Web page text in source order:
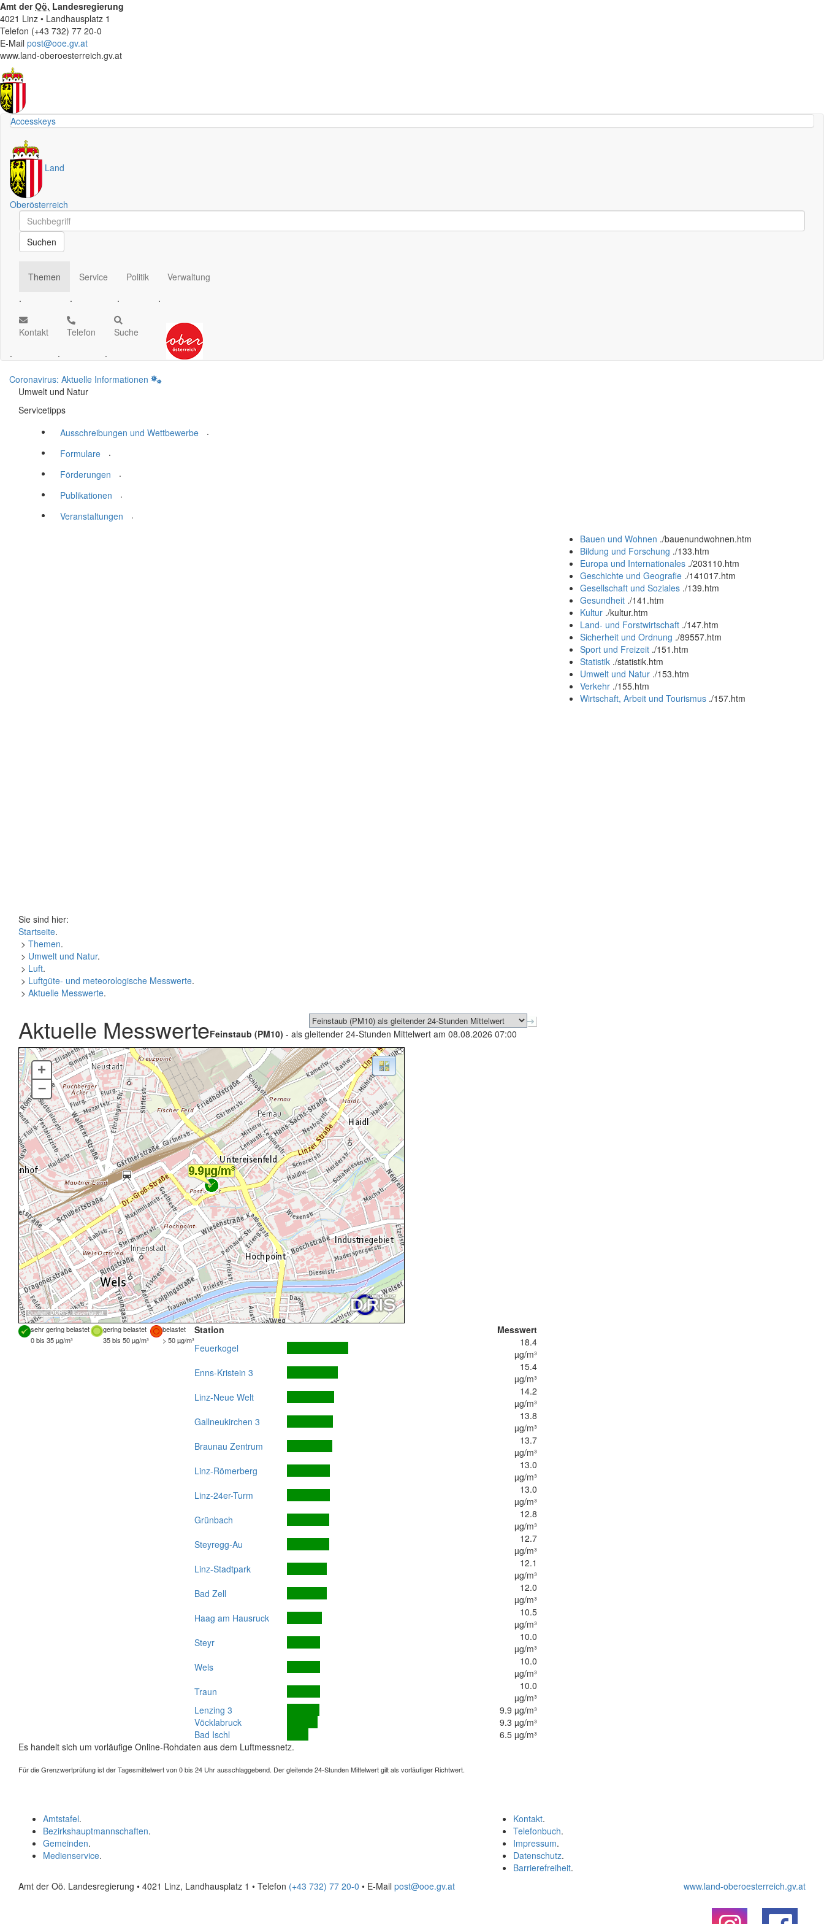
Amt derOö. Landesregierung
4021 Linz • Landhausplatz 1
Telefon (+43 732) 77 20-0
E-Mail post@ooe.gv.at
www.land-oberoesterreich.gv.at
Accesskeys
Land
Oberösterreich
Schnellsuche
Schnellsuche
Suchen
Themen
.
Service
.
Politik
.
Verwaltung
.
Kontakt
.
Telefon
.
Suche
.
Coronavirus: Aktuelle Informationen
Umwelt und Natur
Servicetipps
Ausschreibungen und Wettbewerbe
.
Formulare
.
Förderungen
.
Publikationen
.
Veranstaltungen
.
Bauen und Wohnen ./bauenundwohnen.htm
Bildung und Forschung ./133.htm
Europa und Internationales ./203110.htm
Geschichte und Geografie ./141017.htm
Gesellschaft und Soziales ./139.htm
Gesundheit ./141.htm
Kultur ./kultur.htm
Land- und Forstwirtschaft ./147.htm
Sicherheit und Ordnung ./89557.htm
Sport und Freizeit ./151.htm
Statistik ./statistik.htm
Umwelt und Natur ./153.htm
Verkehr ./155.htm
Wirtschaft, Arbeit und Tourismus ./157.htm
Sie sind hier:
Startseite.
> Themen.
> Umwelt und Natur.
> Luft.
> Luftgüte- und meteorologische Messwerte.
> Aktuelle Messwerte.
Aktuelle MesswerteFeinstaub (PM10) - als gleitender 24-Stunden Mittelwert am 08.08.2026 07:00
Quellen: DORIS, basemap.at
+
–
sehr gering belastet gering belastet
belastet
0 bis 35 µg/m³
35 bis 50 µg/m³ > 50 µg/m³
Station
Messwert
Feuerkogel
18.4
µg/m³
Enns-Kristein 3
15.4
µg/m³
Linz-Neue Welt
14.2
µg/m³
Gallneukirchen 3
13.8
µg/m³
Braunau Zentrum
13.7
µg/m³
Linz-Römerberg
13.0
µg/m³
Linz-24er-Turm
13.0
µg/m³
Grünbach
12.8
µg/m³
Steyregg-Au
12.7
µg/m³
Linz-Stadtpark
12.1
µg/m³
Bad Zell
12.0
µg/m³
Haag am Hausruck
10.5
µg/m³
Steyr
10.0
µg/m³
Wels
10.0
µg/m³
Traun
10.0
µg/m³
Lenzing 3
9.9 µg/m³
Vöcklabruck
9.3 µg/m³
Bad Ischl
6.5 µg/m³
Es handelt sich um vorläufige Online-Rohdaten aus dem Luftmessnetz.
Für die Grenzwertprüfung ist der Tagesmittelwert von 0 bis 24 Uhr ausschlaggebend. Der gleitende 24-Stunden Mittelwert gilt als vorläufiger Richtwert.
Kontakt.
Telefonbuch.
Impressum.
Datenschutz.
Barrierefreiheit.
Amtstafel.
Bezirkshauptmannschaften.
Gemeinden.
Medienservice.
Amt der Oö. Landesregierung • 4021 Linz, Landhausplatz 1 • Telefon (+43 732) 77 20-0 • E-Mail post@ooe.gv.at www.land-oberoesterreich.gv.at